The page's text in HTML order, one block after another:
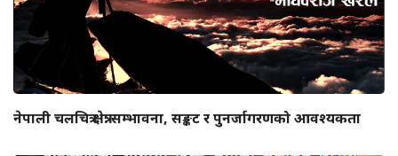
नेपाली चलचित्र क्षेत्र: सम्भावना, सङ्कट र पुनर्जागरणको आवश्यकता